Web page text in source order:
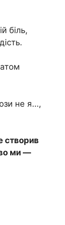
біль,
не я…,
створив
ми —